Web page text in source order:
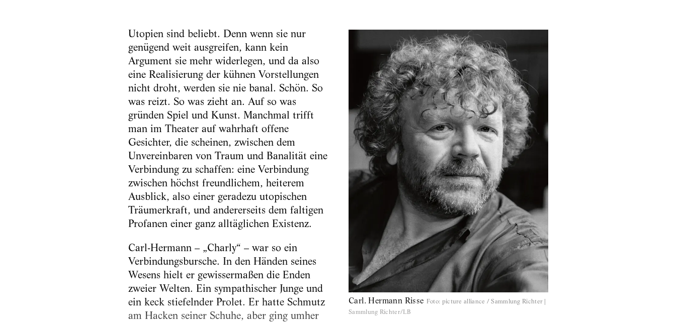
Carl. Hermann Risse Foto: picture alliance / Sammlung Richter |
Sammlung Richter/LB
Utopien sind beliebt. Denn wenn sie nur
genügend weit ausgreifen, kann kein
Argument sie mehr widerlegen, und da also
eine Realisierung der kühnen Vorstellungen
nicht droht, werden sie nie banal. Schön. So
was reizt. So was zieht an. Auf so was
gründen Spiel und Kunst. Manchmal trifft
man im Theater auf wahrhaft offene
Gesichter, die scheinen, zwischen dem
Unvereinbaren von Traum und Banalität eine
Verbindung zu schaffen: eine Verbindung
zwischen höchst freundlichem, heiterem
Ausblick, also einer geradezu utopischen
Träumerkraft, und andererseits dem faltigen
Profanen einer ganz alltäglichen Existenz.
Carl-Hermann – „Charly“ – war so ein
Verbindungsbursche. In den Händen seines
Wesens hielt er gewissermaßen die Enden
zweier Welten. Ein sympathischer Junge und
ein keck stiefelnder Prolet. Er hatte Schmutz
am Hacken seiner Schuhe, aber ging umher